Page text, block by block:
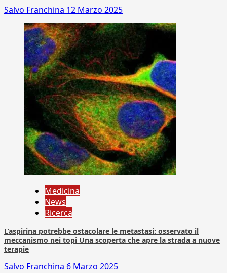
Salvo Franchina 12 Marzo 2025
Medicina
News
Ricerca
L’aspirina potrebbe ostacolare le metastasi: osservato il
meccanismo nei topi Una scoperta che apre la strada a nuove
terapie
Salvo Franchina 6 Marzo 2025